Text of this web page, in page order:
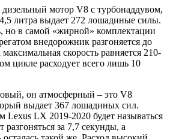
мотор V8 с турбонаддувом,
литра выдает 272 лошадиные силы.
но в самой «жирной» комплектации
внедорожник разгоняется до
скорость равняется 210-
цикле расходует всего лишь 10
он атмосферный – это V8
выдает 367 лошадиных сил.
LX 2019-2020 будет называться
разгоняться за 7,7 секунды, а